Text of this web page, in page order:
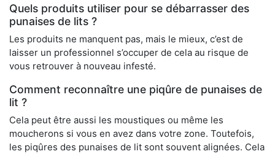
Quels produits utiliser pour se débarrasser des
punaises de lits ?
Les produits ne manquent pas, mais le mieux, c’est de
laisser un professionnel s’occuper de cela au risque de
vous retrouver à nouveau infesté.
Comment reconnaître une piqûre de punaises de
lit ?
Cela peut être aussi les moustiques ou même les
moucherons si vous en avez dans votre zone. Toutefois,
les piqûres des punaises de lit sont souvent alignées. Cela